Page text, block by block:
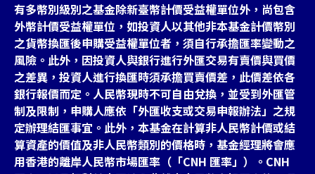
有多幣別級別之基金除新臺幣計價受益權單位外，尚包含
外幣計價受益權單位，如投資人以其他非本基金計價幣別
之貨幣換匯後申購受益權單位者，須自行承擔匯率變動之
風險。此外，因投資人與銀行進行外匯交易有賣價與買價
之差異，投資人進行換匯時須承擔買賣價差，此價差依各
銀行報價而定。人民幣現時不可自由兌換，並受到外匯管
制及限制，申購人應依「外匯收支或交易申報辦法」之規
定辦理結匯事宜。此外，本基金在計算非人民幣計價或結
算資產的價值及非人民幣類別的價格時，基金經理將會應
用香港的離岸人民幣市場匯率（「CNH 匯率」）。CNH